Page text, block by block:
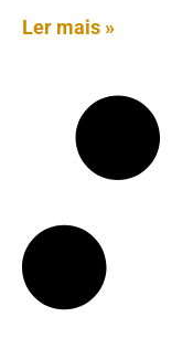
Ler mais »